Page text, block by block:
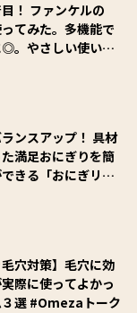
！ ファンケルの
ってみた。多機能で
。やさしい使い心
がアップ！
ンスアップ！ 具材
満足おにぎりを簡
きる「おにぎリッ
しい♪ #Omezaト
毛穴対策】毛穴に効
際に使ってよかっ
選 #Omezaトーク